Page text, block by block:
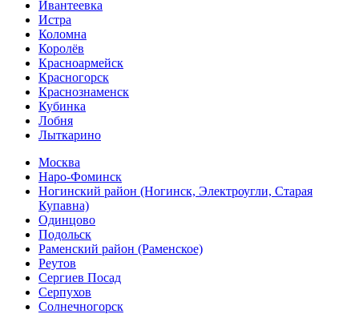
Ивантеевка
Истра
Коломна
Королёв
Красноармейск
Красногорск
Краснознаменск
Кубинка
Лобня
Лыткарино
Москва
Наро-Фоминск
Ногинский район (Ногинск, Электроугли, Старая
Купавна)
Одинцово
Подольск
Раменский район (Раменское)
Реутов
Сергиев Посад
Серпухов
Солнечногорск